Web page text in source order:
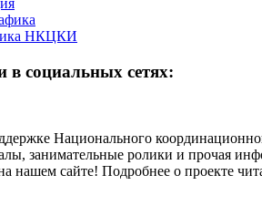
НКЦКИ
в социальных сетях:
Национального
занимательные ролики и прочая
нашем сайте! Подробнее о проекте